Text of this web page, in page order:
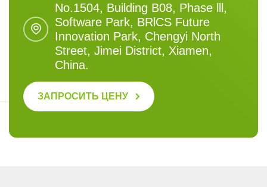
No.1504, Building B08, Phase lll,
Software Park, BRlCS Future
Innovation Park, Chengyi North
Street, Jimei District, Xiamen,
China.
ЗАПРОСИТЬ ЦЕНУ